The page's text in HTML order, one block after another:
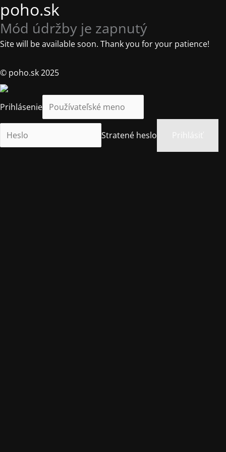
poho.sk
Mód údržby je zapnutý
Site will be available soon. Thank you for your patience!
© poho.sk 2025
Prihlásenie
Stratené heslo